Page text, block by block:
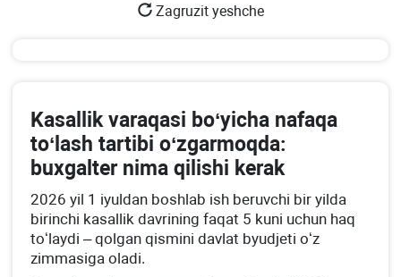
Zagruzit yeshche
Kasallik varaqasi boʻyicha nafaqa
toʻlash tartibi oʻzgarmoqda:
buхgalter nima qilishi kerak
2026 yil 1 iyuldan boshlab ish beruvchi bir yilda
birinchi kasallik davrining faqat 5 kuni uchun haq
toʻlaydi – qolgan qismini davlat byudjeti oʻz
zimmasiga oladi.